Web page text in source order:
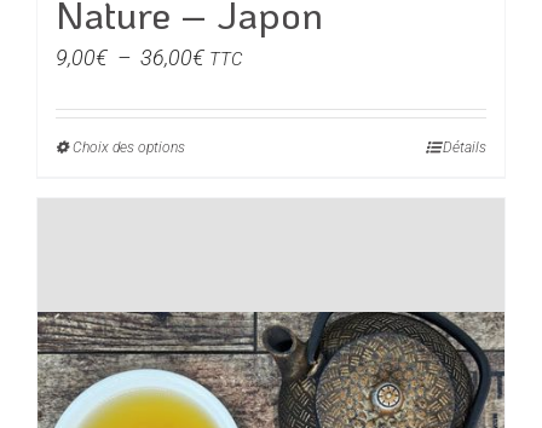
Nature – Japon
9,00€ – 36,00€Plage
prix :
TTC
Choix des optionsCe
Les
options
peuvent
être
Détails